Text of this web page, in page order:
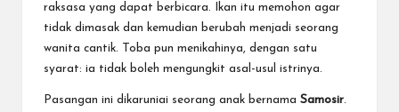
raksasa yang dapat berbicara. Ikan itu memohon agar
tidak dimasak dan kemudian berubah menjadi seorang
wanita cantik. Toba pun menikahinya, dengan satu
syarat: ia tidak boleh mengungkit asal-usul istrinya.
Pasangan ini dikaruniai seorang anak bernama Samosir.